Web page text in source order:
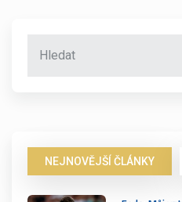
NEJNOVĚJŠÍ ČLÁNKY